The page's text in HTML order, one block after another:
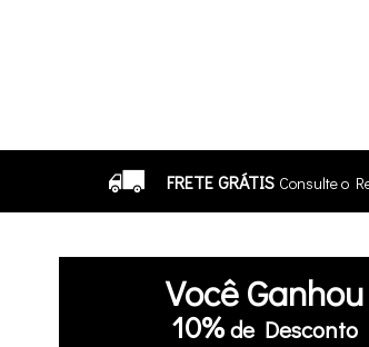
FRETE GRÁTIS Consulte o
VocêGanhou
10%de Desconto